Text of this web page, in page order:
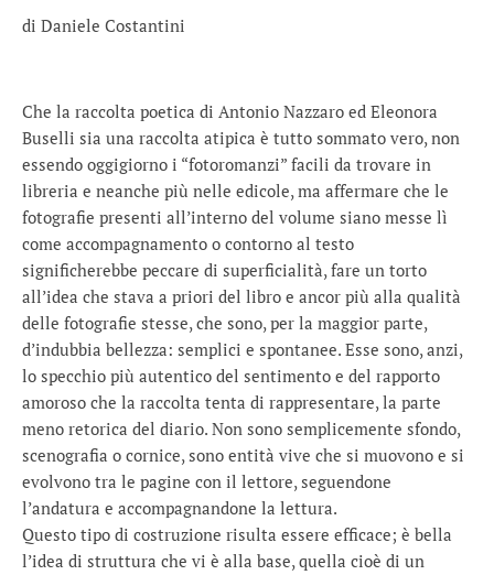
di Daniele Costantini
Che la raccolta poetica di Antonio Nazzaro ed Eleonora
Buselli sia una raccolta atipica è tutto sommato vero, non
essendo oggigiorno i “fotoromanzi” facili da trovare in
libreria e neanche più nelle edicole, ma affermare che le
fotografie presenti all’interno del volume siano messe lì
come accompagnamento o contorno al testo
significherebbe peccare di superficialità, fare un torto
all’idea che stava a priori del libro e ancor più alla qualità
delle fotografie stesse, che sono, per la maggior parte,
d’indubbia bellezza: semplici e spontanee. Esse sono, anzi,
lo specchio più autentico del sentimento e del rapporto
amoroso che la raccolta tenta di rappresentare, la parte
meno retorica del diario. Non sono semplicemente sfondo,
scenografia o cornice, sono entità vive che si muovono e si
evolvono tra le pagine con il lettore, seguendone
l’andatura e accompagnandone la lettura.
Questo tipo di costruzione risulta essere efficace; è bella
l’idea di struttura che vi è alla base, quella cioè di un